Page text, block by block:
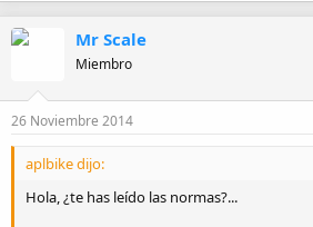
Mr Scale
Miembro
26 Noviembre 2014
aplbike dijo:
Hola, ¿te has leído las normas?...